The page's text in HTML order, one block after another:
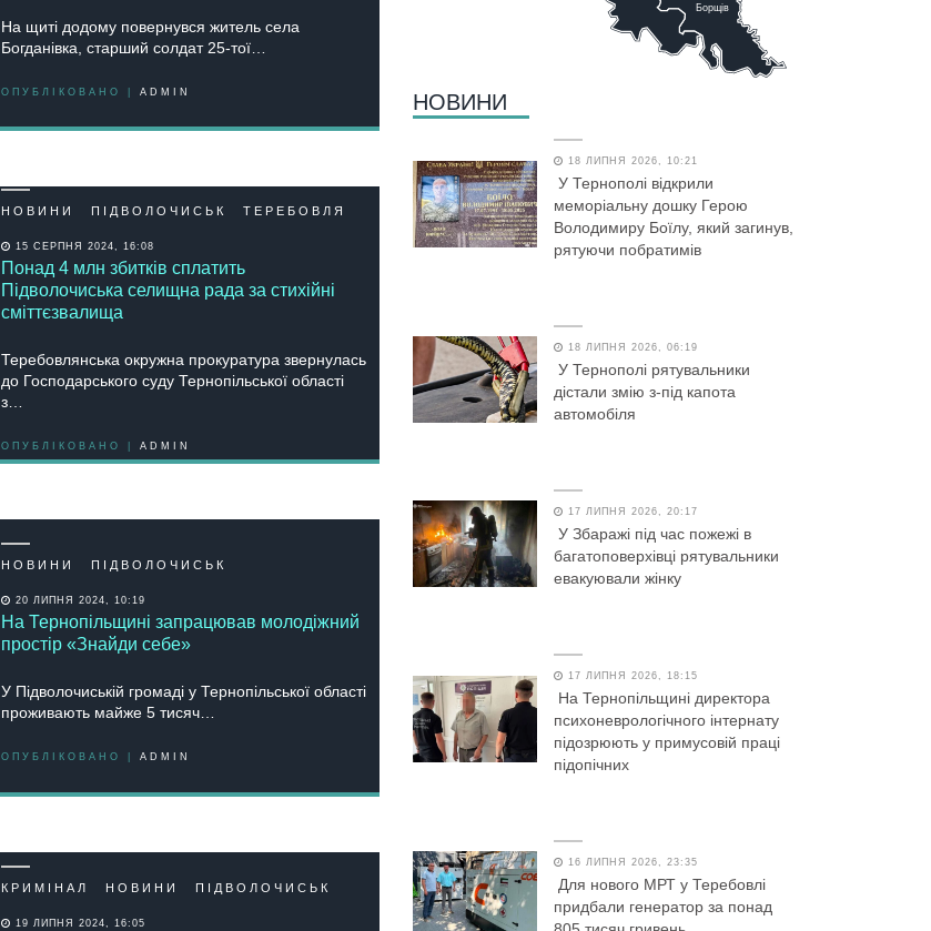
На щиті додому повернувся житель села
Богданівка, старший солдат 25-тої…
ОПУБЛІКОВАНО | ADMIN
НОВИНИ ПІДВОЛОЧИСЬК ТЕРЕБОВЛЯ
15 СЕРПНЯ 2024, 16:08
Понад 4 млн збитків сплатить
Підволочиська селищна рада за стихійні
сміттєзвалища
Теребовлянська окружна прокуратура звернулась
до Господарського суду Тернопільської області
з…
ОПУБЛІКОВАНО | ADMIN
НОВИНИ ПІДВОЛОЧИСЬК
20 ЛИПНЯ 2024, 10:19
На Тернопільщині запрацював молодіжний
простір «Знайди себе»
У Підволочиській громаді у Тернопільської області
проживають майже 5 тисяч…
ОПУБЛІКОВАНО | ADMIN
КРИМІНАЛ НОВИНИ ПІДВОЛОЧИСЬК
19 ЛИПНЯ 2024, 16:05
Борщів
НОВИНИ
18 ЛИПНЯ 2026, 10:21
У Тернополі відкрили
меморіальну дошку Герою
Володимиру Боїлу, який загинув,
рятуючи побратимів
18 ЛИПНЯ 2026, 06:19
У Тернополі рятувальники
дістали змію з-під капота
автомобіля
17 ЛИПНЯ 2026, 20:17
У Збаражі під час пожежі в
багатоповерхівці рятувальники
евакуювали жінку
17 ЛИПНЯ 2026, 18:15
На Тернопільщині директора
психоневрологічного інтернату
підозрюють у примусовій праці
підопічних
16 ЛИПНЯ 2026, 23:35
Для нового МРТ у Теребовлі
придбали генератор за понад